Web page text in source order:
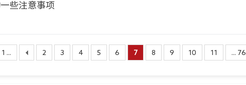
些注意事项
1 ... 2 3 4 5 6 7 8 9 10 11 ... 76